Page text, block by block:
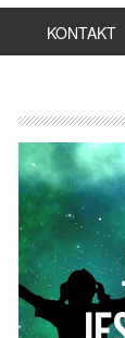
KONTAKT